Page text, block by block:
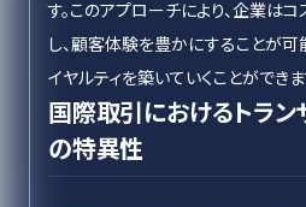
す。このアプローチにより、企業は
し、顧客体験を豊かにすることが
イヤルティを築いていくことができま
国際取引におけるトラ
の特異性